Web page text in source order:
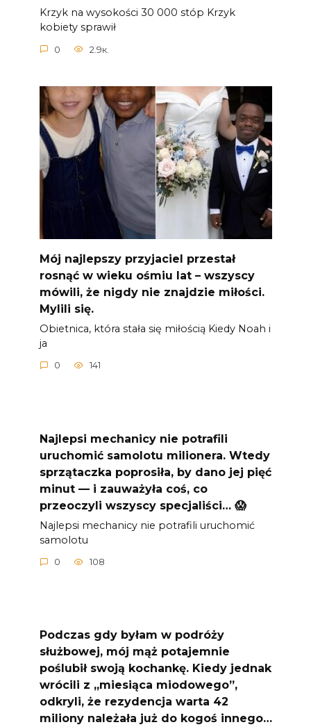
Krzyk na wysokości 30 000 stóp Krzyk
kobiety sprawił
0 2.9к.
Mój najlepszy przyjaciel przestał
rosnąć w wieku ośmiu lat – wszyscy
mówili, że nigdy nie znajdzie miłości.
Mylili się.
Obietnica, która stała się miłością Kiedy Noah i
ja
0 141
Najlepsi mechanicy nie potrafili
uruchomić samolotu milionera. Wtedy
sprzątaczka poprosiła, by dano jej pięć
minut — i zauważyła coś, co
przeoczyli wszyscy specjaliści… 😱
Najlepsi mechanicy nie potrafili uruchomić
samolotu
0 108
Podczas gdy byłam w podróży
służbowej, mój mąż potajemnie
poślubił swoją kochankę. Kiedy jednak
wrócili z „miesiąca miodowego”,
odkryli, że rezydencja warta 42
miliony należała już do kogoś innego…